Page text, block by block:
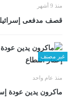
منذ 9 أشهر
قصف مدفعى
غير مصنف
منذ عام واحد
ماكرون يدين عودة